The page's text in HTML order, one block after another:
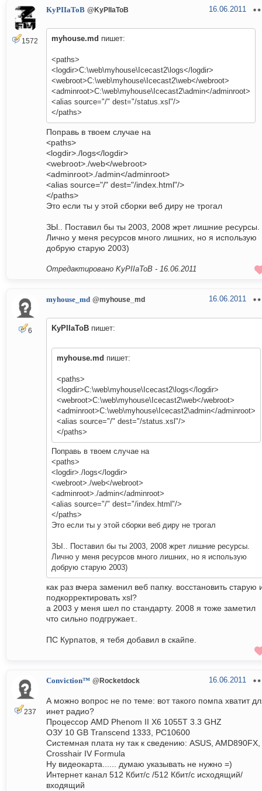
1572
KyPIIaToB @KyPIIaToB 16.06.2011
myhouse.md пишет:
<paths>
<logdir>C:\web\myhouse\Icecast2\logs</logdir>
<webroot>C:\web\myhouse\Icecast2\web</webroot>
<adminroot>C:\web\myhouse\Icecast2\admin</adminroot>
<alias source="/" dest="/status.xsl"/>
</paths>
Поправь в твоем случае на
<paths>
<logdir>./logs</logdir>
<webroot>./web</webroot>
<adminroot>./admin</adminroot>
<alias source="/" dest="/index.html"/>
</paths>
Это если ты у этой сборки веб диру не трогал
ЗЫ.. Поставил бы ты 2003, 2008 жрет лишние ресурсы.
Лично у меня ресурсов много лишних, но я использую
добрую старую 2003)
Отредактировано KyPIIaToB - 16.06.2011
6
myhouse_md @myhouse_md 16.06.2011
KyPIIaToB пишет:
myhouse.md пишет:
<paths>
<logdir>C:\web\myhouse\Icecast2\logs</logdir>
<webroot>C:\web\myhouse\Icecast2\web</webroot>
<adminroot>C:\web\myhouse\Icecast2\admin</adminroot>
<alias source="/" dest="/status.xsl"/>
</paths>
Поправь в твоем случае на
<paths>
<logdir>./logs</logdir>
<webroot>./web</webroot>
<adminroot>./admin</adminroot>
<alias source="/" dest="/index.html"/>
</paths>
Это если ты у этой сборки веб диру не трогал
ЗЫ.. Поставил бы ты 2003, 2008 жрет лишние ресурсы.
Лично у меня ресурсов много лишних, но я использую
добрую старую 2003)
как раз вчера заменил веб папку. восстановить старую
подкорректировать xsl?
а 2003 у меня шел по стандарту. 2008 я тоже заметил
что сильно подгружает..
ПС Курпатов, я тебя добавил в скайпе.
237
Conviction™ @Rocketdock 16.06.2011
А можно вопрос не по теме: вот такого помпа хватит
инет радио?
Процессор AMD Phenom II Х6 1055Т 3.3 GHZ
ОЗУ 10 GB Transcend 1333, PC10600
Системная плата ну так к сведению: ASUS, AMD890FX,
Crosshair IV Formula
Ну видеокарта...... думаю указывать не нужно =)
Интернет канал 512 Кбит/с /512 Кбит/с исходящий/
входящий